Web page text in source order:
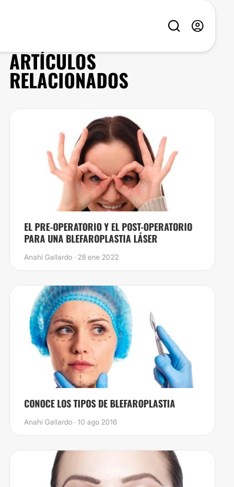
ARTÍCULOS
RELACIONADOS
​EL PRE-OPERATORIO Y EL POST-OPERATORIO
PARA UNA BLEFAROPLASTIA LÁSER
Anahí Gallardo · 28 ene 2022
CONOCE LOS TIPOS DE BLEFAROPLASTIA
Anahí Gallardo · 10 ago 2016